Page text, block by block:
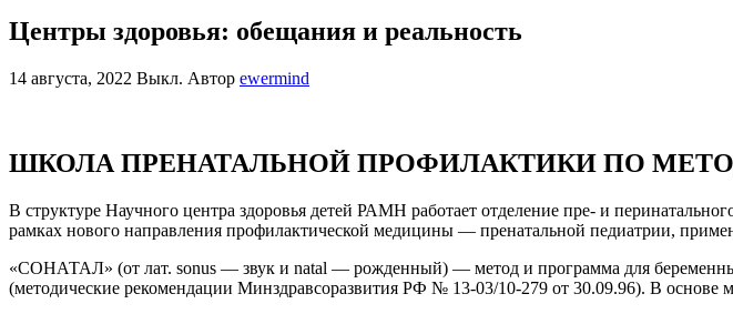
Центры здоровья: обещания и реальность
14 августа, 2022 Выкл. Автор ewermind
ШКОЛА ПРЕНАТАЛЬНОЙ ПРОФИЛАКТИКИ ПО
В структуре Научного центра здоровья детей РАМН работает отделение пре- и
рамках нового направления профилактической медицины — пренатальной педиатрии,
«СОНАТАЛ» (от лат. sonus — звук и natal — рожденный) — метод и программа для
(методические рекомендации Минздравсоразвития РФ № 13-03/10-279 от 30.09.96). В